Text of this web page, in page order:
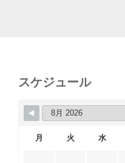
スケジュール
月 火 水